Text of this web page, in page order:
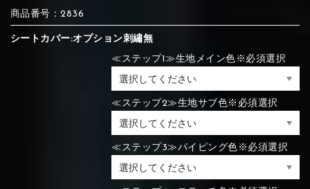
⑪Black
⑭Caramel ⑮Wine red
⑦Blue ⑧Orange
⑪Black ⑫Ivory
④Brown
⑧Orange ⑨Pink
⑤Ivory
⑧Yellow ⑨Orange
④Beige ⑤Ivory
⑧Yellow
商品番号：2836
シートカバー:オプション刺繡無
≪ステップ1≫生地メイン色※必須選択
≪ステップ2≫生地サブ色※必須選択
≪ステップ3≫パイピング色※必須選択